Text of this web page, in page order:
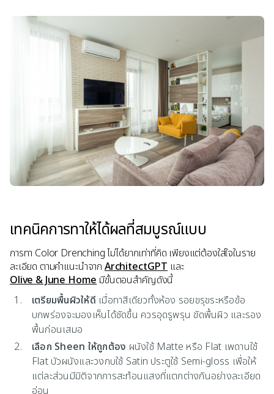
เทคนิคการทาให้ได้ผลที่สมบูรณ์แบบ
การทา Color Drenching ไม่ได้ยากเท่าที่คิด เพียงแต่ต้องใส่ใจในราย
ละเอียด ตามคำแนะนำจาก ArchitectGPT และ
Olive & June Home มีขั้นตอนสำคัญดังนี้
เตรียมพื้นผิวให้ดี เมื่อทาสีเดียวทั้งห้อง รอยขรุขระหรือข้อ
บกพร่องจะมองเห็นได้ชัดขึ้น ควรอุดรูพรุน ขัดพื้นผิว และรอง
พื้นก่อนเสมอ
เลือก Sheen ให้ถูกต้อง ผนังใช้ Matte หรือ Flat เพดานใช้
Flat บัวผนังและวงกบใช้ Satin ประตูใช้ Semi-gloss เพื่อให้
แต่ละส่วนมีมิติจากการสะท้อนแสงที่แตกต่างกันอย่างละเอียด
อ่อน